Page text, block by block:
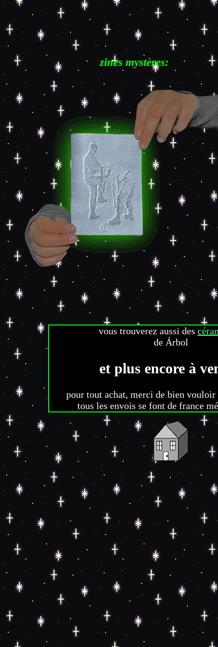
zines mystères:
vous trouverez aussi des
de Árbol
et plus encore à
pour tout achat, merci de bien vouloir
tous les envois se font de france